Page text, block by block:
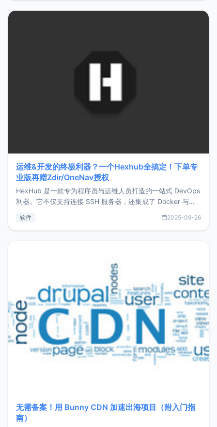
运维&开发的终极利器？一个Hexhub全搞定！下单专
业版再赠Zdir/OneNav授权
HexHub 是一款专为程序员与运维人员打造的一站式 DevOps
利器。它不仅支持连接 SSH 服务器，还集成了 Docker 与常
件间频繁切换，仅凭 HexHub 即可同时搞定运维与数据库操
软件 2025-09-26
无需备案！用 Bunny CDN 加速出海项目（附入门指
南）